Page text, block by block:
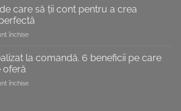
bucătărie
de
soluții
moderne
pentru
mai
spațiu
care să ții cont pentru a crea
închisepentru
aspecte
de
să
la comandă. 6 beneficii pe care
oferă
închisepentru